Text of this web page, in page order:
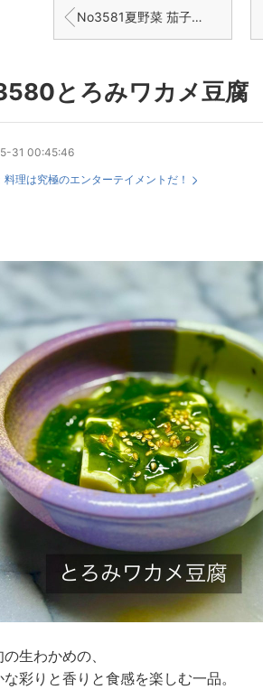
No3581夏野菜 茄子とピーマン鰹節炒め
とろみワカメ豆腐
31 00:45:46
料理は究極のエンターテイメントだ！
生わかめの、
彩りと香りと食感を楽しむ一品。